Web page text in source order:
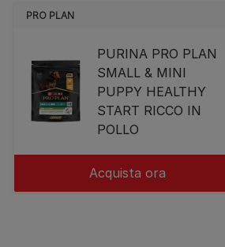
PRO PLAN
PURINA PRO PLAN
SMALL & MINI
PUPPY HEALTHY
START RICCO IN
POLLO
Acquista ora